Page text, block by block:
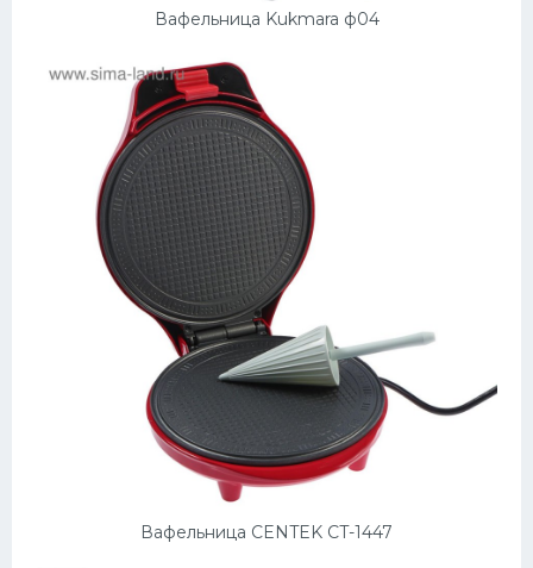
Вафельница Kukmara ф04
Вафельница CENTEK CT-1447